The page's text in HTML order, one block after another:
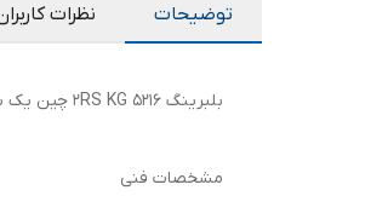
توضیحات نظرات
بلبرینگ 5216 2RS KG چین یک بلبرینگ شعاعی شیار عمیق با آب‌بندی دوطرفه است که برای کاربردهای صنعتی با نیاز به حفاظت در برابر گرد و غبار و روانکار مناسب طراحی شده است.
مشخصات فنی